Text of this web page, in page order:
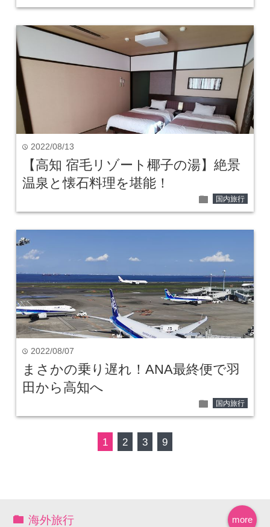
time 2022/08/13
【高知 宿毛リゾート椰子の湯】絶景
温泉と懐石料理を堪能！
folder 国内旅行
time 2022/08/07
まさかの乗り遅れ！ANA最終便で羽
田から高知へ
folder 国内旅行
1 2 3 9
more
海外旅行